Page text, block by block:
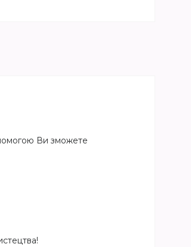
Ви зможете